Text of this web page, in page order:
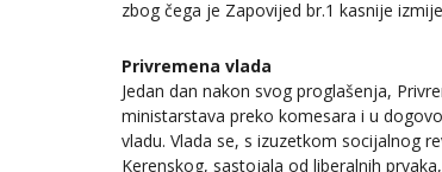
zbog čega je Zapovijed br.1 kasnije
Privremena vlada
Jedan dan nakon svog proglašenja,
ministarstava preko komesara i u
vladu. Vlada se, s izuzetkom socijalnog
Kerenskog, sastojala od liberalnih